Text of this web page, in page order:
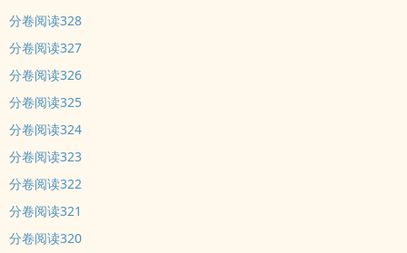
帝，女主入东宫之前，太子已经有正妃及数位妾室，具体参考文名媵
勿入！！！ 内容标签：种田文 宫斗 重生 甜文 主角：苏盘
儿、宗琮 ┃ 配角：太子妃、裴永昌、陈平武、晴姑姑、福禄等 ┃ 其
它：重生、日常、甜文 作品简评： 本文从作为后宫最高者皇
太后的视角切入，漫长的宫廷生涯消磨掉了懿安皇太后的真心，她以
为自己不爱先帝，殊不知相思早已成疾，恰恰就在这时命运让她重回
心难测却宠她至极的建平帝如今只是太子，东宫依旧机锋四起，危机
四伏，不过没关系，擒获他不过是熟门熟路，再来一次依旧手到擒
来。 文章立意新颖，文笔老练，描述尽了紫禁城里许多人的酸甜
分卷阅读328
分卷阅读327
分卷阅读326
分卷阅读325
分卷阅读324
分卷阅读323
分卷阅读322
分卷阅读321
分卷阅读320